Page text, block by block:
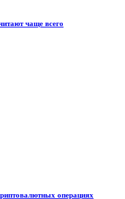
чаще всего
операциях